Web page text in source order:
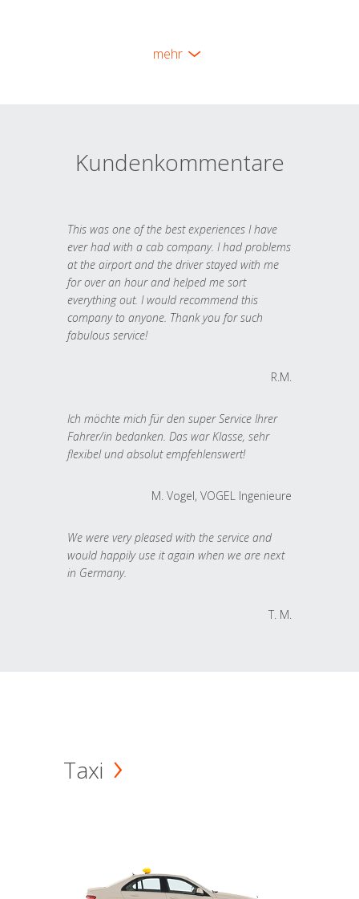
mehr
Kundenkommentare
This was one of the best experiences I have
ever had with a cab company. I had problems
at the airport and the driver stayed with me
for over an hour and helped me sort
everything out. I would recommend this
company to anyone. Thank you for such
fabulous service!
R.M.
Ich möchte mich für den super Service Ihrer
Fahrer/in bedanken. Das war Klasse, sehr
flexibel und absolut empfehlenswert!
M. Vogel, VOGEL Ingenieure
We were very pleased with the service and
would happily use it again when we are next
in Germany.
T. M.
Taxi